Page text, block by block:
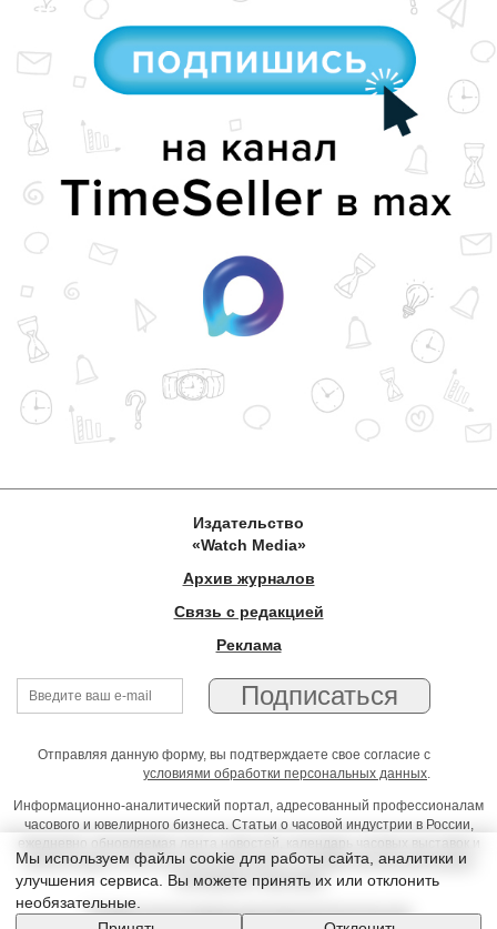
Издательство
«Watch Media»
Архив журналов
Связь с редакцией
Реклама
Отправляя данную форму, вы подтверждаете свое согласие с
условиями обработки персональных данных.
Информационно-аналитический портал, адресованный профессионалам
часового и ювелирного бизнеса. Статьи о часовой индустрии в России,
ежедневно обновляемая лента новостей, календарь часовых выставок и
презентаций, on-line консультации юриста, профессиональный форум
часовщиков и ювелиров
Условия использования материалов Издательства
Мы используем файлы cookie для работы сайта, аналитики и
улучшения сервиса. Вы можете принять их или отклонить
необязательные.